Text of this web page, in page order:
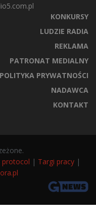
KONKURSY
LUDZIE RADIA
REKLAMA
PATRONAT MEDIALNY
POLITYKA PRYWATNOŚCI
NADAWCA
KONTAKT
protocol | Targi pracy |